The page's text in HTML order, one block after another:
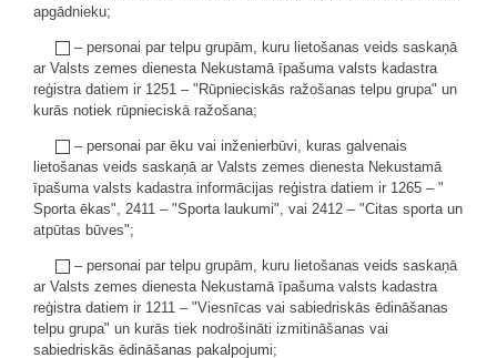
apgādnieku;
– personai par telpu grupām, kuru lietošanas veids saskaņā
ar Valsts zemes dienesta Nekustamā īpašuma valsts kadastra
reģistra datiem ir 1251 – "Rūpnieciskās ražošanas telpu grupa" un
kurās notiek rūpnieciskā ražošana;
– personai par ēku vai inženierbūvi, kuras galvenais
lietošanas veids saskaņā ar Valsts zemes dienesta Nekustamā
īpašuma valsts kadastra informācijas reģistra datiem ir 1265 – "
Sporta ēkas", 2411 – "Sporta laukumi", vai 2412 – "Citas sporta un
atpūtas būves";
– personai par telpu grupām, kuru lietošanas veids saskaņā
ar Valsts zemes dienesta Nekustamā īpašuma valsts kadastra
reģistra datiem ir 1211 – "Viesnīcas vai sabiedriskās ēdināšanas
telpu grupa" un kurās tiek nodrošināti izmitināšanas vai
sabiedriskās ēdināšanas pakalpojumi;